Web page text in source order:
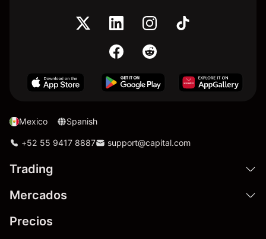
Mexico Spanish
+52 55 9417 8887 support@capital.com
Trading
Mercados
Precios